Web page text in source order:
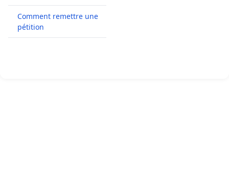
Comment remettre une
pétition